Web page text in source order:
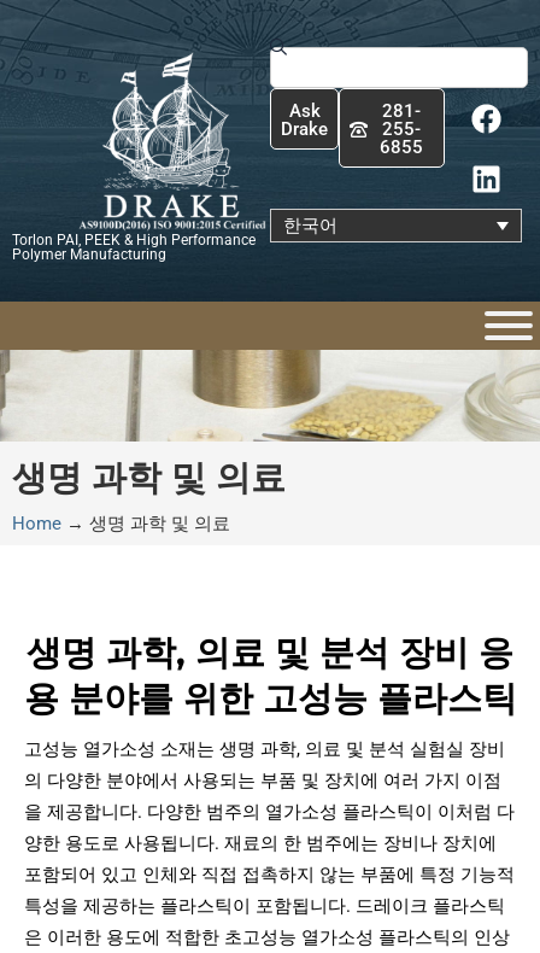
콘
텐
츠
Torlon PAI, PEEK & High Performance
Polymer Manufacturing
Search
Ask
Drake
281-
255-
6855
F
a
c
e
b
o
k
L
i
n
k
e
d
n
한국어
생명 과학 및 의료
Home → 생명 과학 및 의료
생명 과학, 의료 및 분석 장비 응
용 분야를 위한 고성능 플라스틱
고성능 열가소성 소재는 생명 과학, 의료 및 분석 실험실 장비
의 다양한 분야에서 사용되는 부품 및 장치에 여러 가지 이점
을 제공합니다. 다양한 범주의 열가소성 플라스틱이 이처럼 다
양한 용도로 사용됩니다. 재료의 한 범주에는 장비나 장치에
포함되어 있고 인체와 직접 접촉하지 않는 부품에 특정 기능적
특성을 제공하는 플라스틱이 포함됩니다. 드레이크 플라스틱
은 이러한 용도에 적합한 초고성능 열가소성 플라스틱의 인상